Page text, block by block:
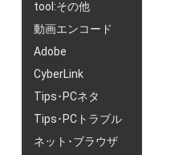
tool:その他
動画エンコード
Adobe
CyberLink
Tips･PCネタ
Tips･PCトラブル
ネット･ブラウザ